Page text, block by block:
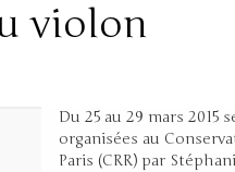
violon
Du 25 au 29 mars 2015
organisées au
Paris (CRR) par